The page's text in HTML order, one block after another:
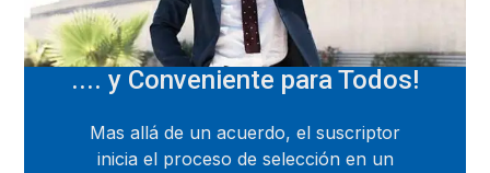
.... y Conveniente para Todos!
Mas allá de un acuerdo, el suscriptor
inicia el proceso de selección en un